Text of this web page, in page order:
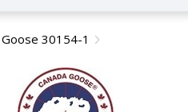
30154-1